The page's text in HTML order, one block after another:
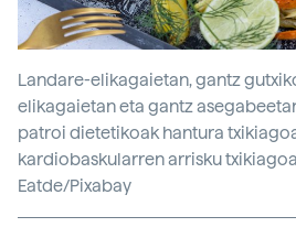
Landare-elikagaietan, gantz
elikagaietan eta gantz
patroi dietetikoak hantura
kardiobaskularren arrisku
Eatde/Pixabay